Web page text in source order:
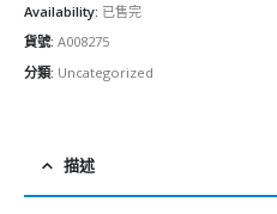
Availability: 已售完
貨號: A008275
分類: Uncategorized
描述